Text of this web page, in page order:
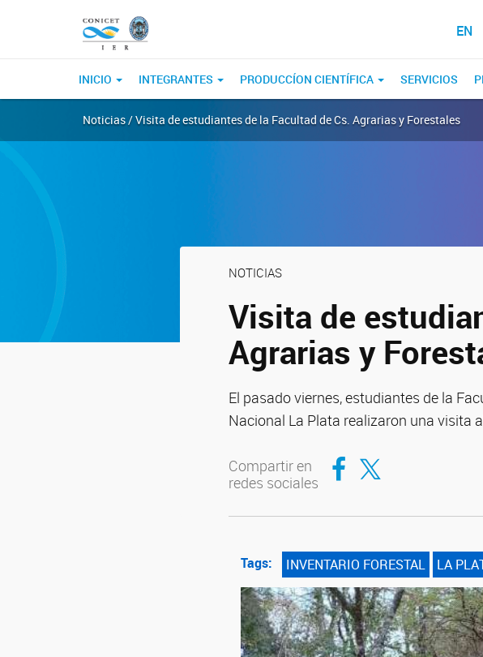
EN
INICIO INTEGRANTES PRODUCCÍON CIENTÍFICA SERVICIOS
Noticias / Visita de estudiantes de la Facultad de Cs. Agrarias y Forestales
NOTICIAS
Visita de
Agrarias y
El pasado viernes, estudiantes de la
Nacional La Plata realizaron una visita
Compartir en
redes sociales
Compartir en Facebook
Compartir en Twitter
Tags: INVENTARIO FORESTAL LA